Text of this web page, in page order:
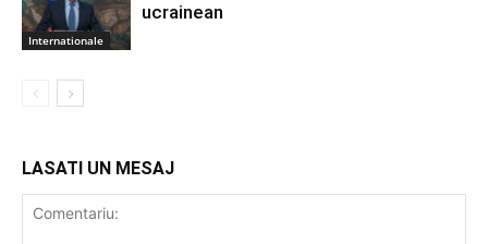
Internationale
ucrainean
LASATI UN MESAJ